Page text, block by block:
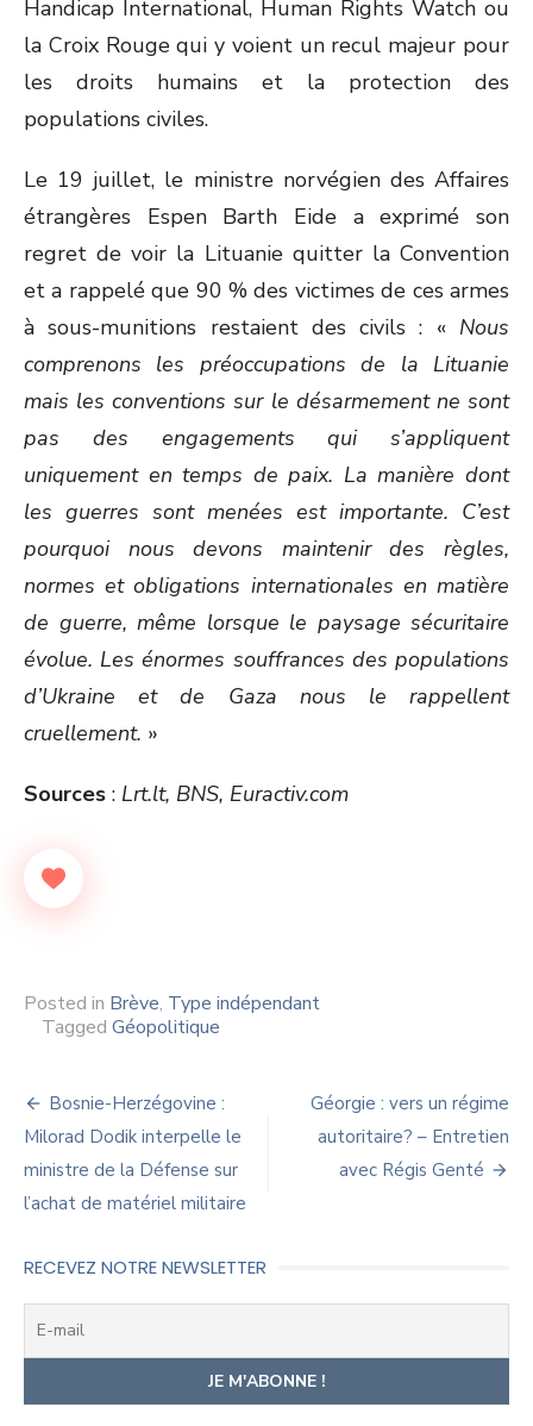
Handicap International, Human Rights Watch ou
la Croix Rouge qui y voient un recul majeur pour
les droits humains et la protection des
populations civiles.
Le 19 juillet, le ministre norvégien des Affaires
étrangères Espen Barth Eide a exprimé son
regret de voir la Lituanie quitter la Convention
et a rappelé que 90 % des victimes de ces armes
à sous-munitions restaient des civils : « Nous
comprenons les préoccupations de la Lituanie
mais les conventions sur le désarmement ne sont
pas des engagements qui s’appliquent
uniquement en temps de paix. La manière dont
les guerres sont menées est importante. C’est
pourquoi nous devons maintenir des règles,
normes et obligations internationales en matière
de guerre, même lorsque le paysage sécuritaire
évolue. Les énormes souffrances des populations
d’Ukraine et de Gaza nous le rappellent
cruellement. »
Sources : Lrt.lt, BNS, Euractiv.com
Posted in Brève, Type indépendant
Tagged Géopolitique
Navigation
de
l’article
Bosnie-Herzégovine :
Milorad Dodik interpelle le
ministre de la Défense sur
l’achat de matériel militaire
Géorgie : vers un régime
autoritaire? – Entretien
avec Régis Genté
RECEVEZ NOTRE NEWSLETTER